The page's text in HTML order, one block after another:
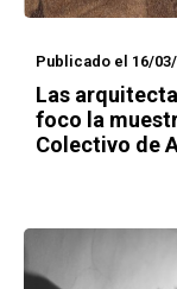
Publicado el 16/
Las
foco la
Colectivo de